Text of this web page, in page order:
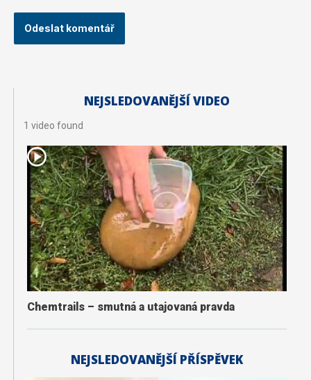
NEJSLEDOVANĚJŠÍ VIDEO
1 video found
Chemtrails – smutná a utajovaná pravda
NEJSLEDOVANĚJŠÍ PŘÍSPĚVEK